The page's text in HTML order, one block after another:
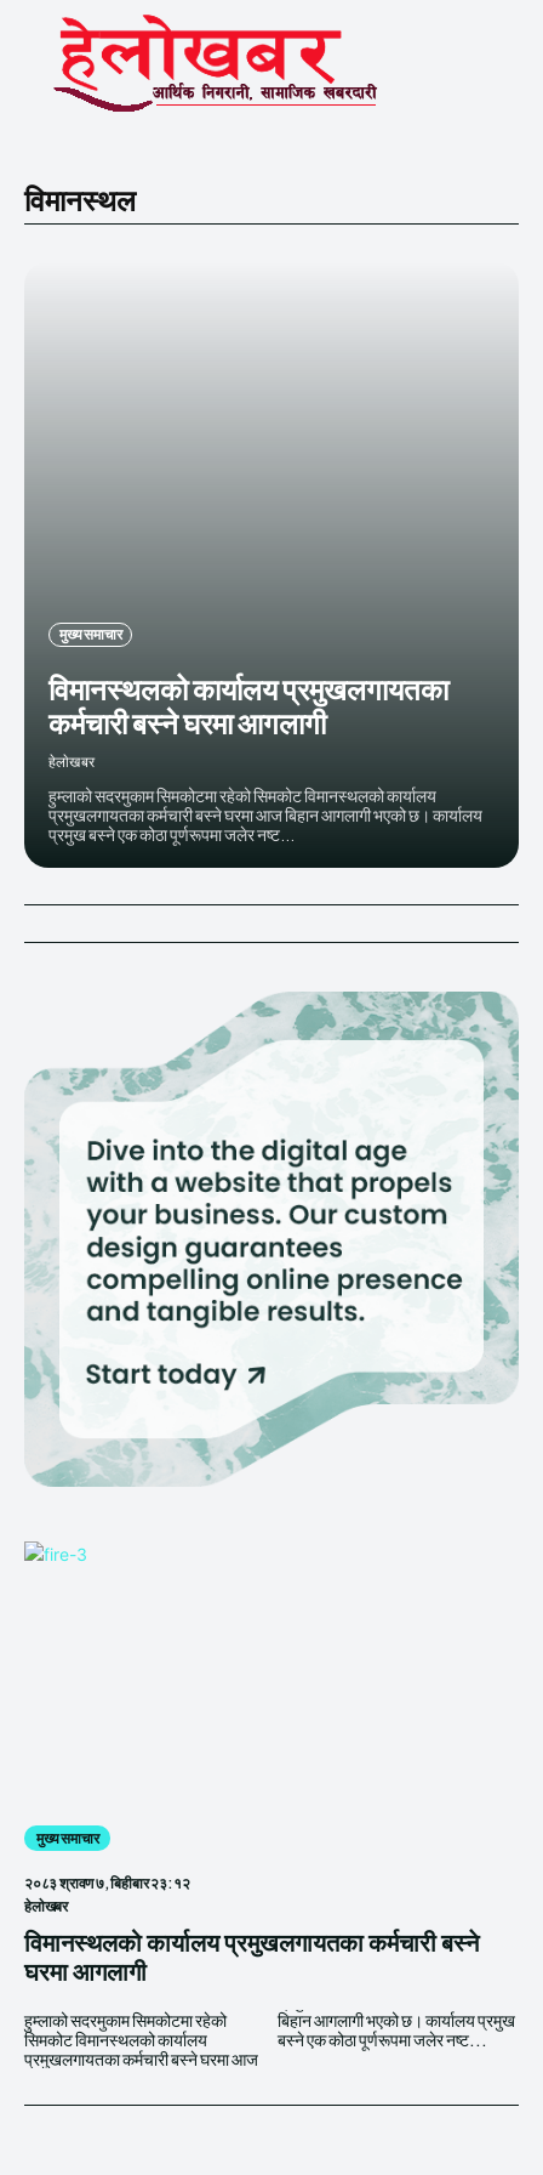
विमानस्थल
मुख्य समाचार
विमानस्थलको कार्यालय प्रमुखलगायतका
कर्मचारी बस्ने घरमा आगलागी
हेलाेखबर
हुम्लाको सदरमुकाम सिमकोटमा रहेको सिमकोट विमानस्थलको कार्यालय
प्रमुखलगायतका कर्मचारी बस्ने घरमा आज बिहान आगलागी भएको छ। कार्यालय
प्रमुख बस्ने एक कोठा पूर्णरूपमा जलेर नष्ट...
मुख्य समाचार
२०८३ श्रावण ७, बिहीबार २३:१२
हेलाेखबर
विमानस्थलको कार्यालय प्रमुखलगायतका कर्मचारी बस्ने
घरमा आगलागी
हुम्लाको सदरमुकाम सिमकोटमा रहेको
सिमकोट विमानस्थलको कार्यालय
प्रमुखलगायतका कर्मचारी बस्ने घरमा आज
बिहान आगलागी भएको छ। कार्यालय प्रमुख
बस्ने एक कोठा पूर्णरूपमा जलेर नष्ट...